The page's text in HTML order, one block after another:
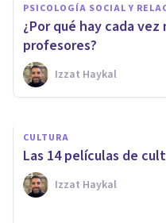
PSICOLOGÍA SOCIAL Y
¿Por qué hay cada
profesores?
Izzat Haykal
Ciclo de vida
etapas, y
Nahum Montagud
CULTURA
​Las 14 películas de
Izzat Haykal